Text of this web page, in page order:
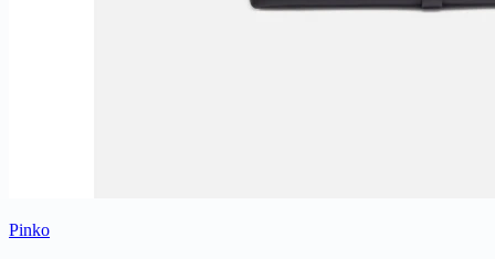
Pinko